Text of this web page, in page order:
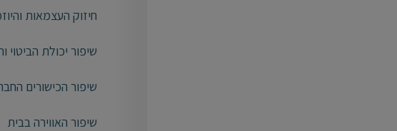
חיזוק העצמאות
שיפור יכולת
שיפור הכישורים
שיפור האווירה בבית